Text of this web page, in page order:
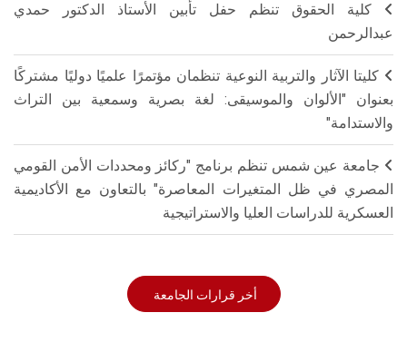
كلية الحقوق تنظم حفل تأبين الأستاذ الدكتور حمدي
عبدالرحمن
كليتا الآثار والتربية النوعية تنظمان مؤتمرًا علميًا دوليًا مشتركًا
بعنوان "الألوان والموسيقى: لغة بصرية وسمعية بين التراث
والاستدامة"
جامعة عين شمس تنظم برنامج "ركائز ومحددات الأمن القومي
المصري في ظل المتغيرات المعاصرة" بالتعاون مع الأكاديمية
العسكرية للدراسات العليا والاستراتيجية
أخر قرارات الجامعة